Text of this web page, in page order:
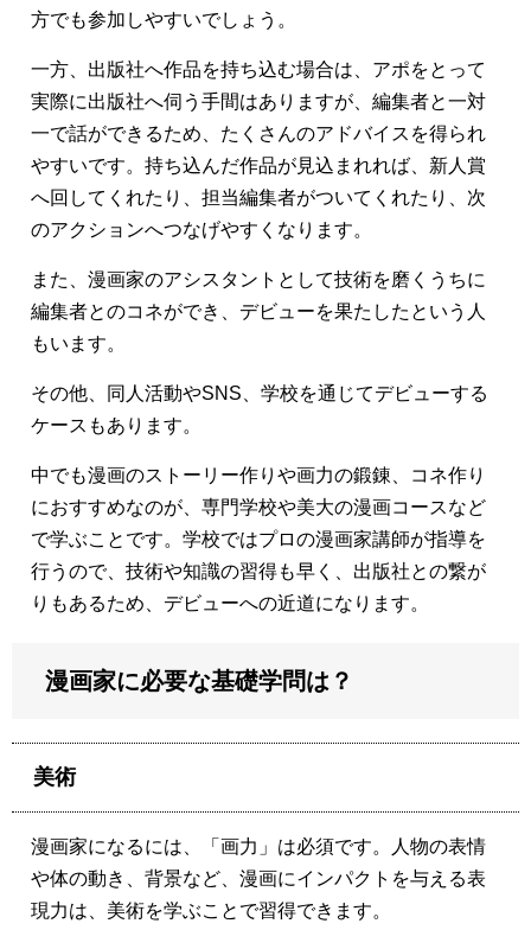
方でも参加しやすいでしょう。
一方、出版社へ作品を持ち込む場合は、アポをとって
実際に出版社へ伺う手間はありますが、編集者と一対
一で話ができるため、たくさんのアドバイスを得られ
やすいです。持ち込んだ作品が見込まれれば、新人賞
へ回してくれたり、担当編集者がついてくれたり、次
のアクションへつなげやすくなります。
また、漫画家のアシスタントとして技術を磨くうちに
編集者とのコネができ、デビューを果たしたという人
もいます。
その他、同人活動やSNS、学校を通じてデビューする
ケースもあります。
中でも漫画のストーリー作りや画力の鍛錬、コネ作り
におすすめなのが、専門学校や美大の漫画コースなど
で学ぶことです。学校ではプロの漫画家講師が指導を
行うので、技術や知識の習得も早く、出版社との繋が
りもあるため、デビューへの近道になります。
漫画家に必要な基礎学問は？
美術
漫画家になるには、「画力」は必須です。人物の表情
や体の動き、背景など、漫画にインパクトを与える表
現力は、美術を学ぶことで習得できます。